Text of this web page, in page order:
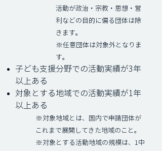
活動が政治・宗教・思想・営
利などの目的に偏る団体は除
きます。
※任意団体は対象外となりま
す。
子ども支援分野での活動実績が3年
以上ある
対象とする地域での活動実績が1年
以上ある
※対象地域とは、国内で申請団体が
これまで展開してきた地域のこと。
※対象とする活動地域の規模は、1中